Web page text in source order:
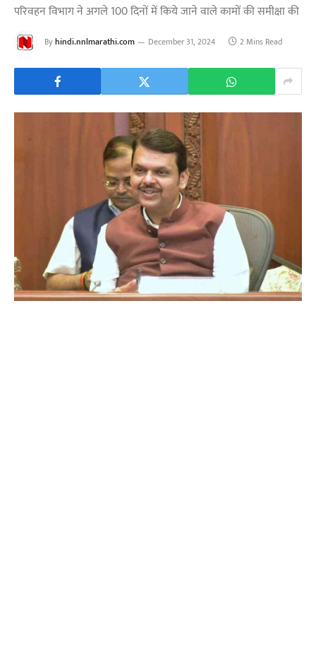
परिवहन विभाग ने अगले 100 दिनों में किये जाने वाले कामों की समीक्षा की
Byhindi.nnlmarathi.com December 31, 2024 2 Mins Read